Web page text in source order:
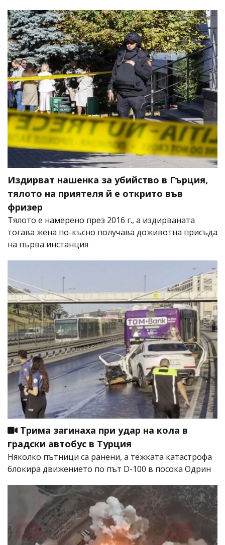
Издирват нашенка за убийство в Гърция,
тялото на приятеля й е открито във
фризер
Тялото е намерено през 2016 г., а издирваната
тогава жена по-късно получава доживотна присъда
на първа инстанция
Трима загинаха при удар на кола в
градски автобус в Турция
Няколко пътници са ранени, а тежката катастрофа
блокира движението по път D-100 в посока Одрин